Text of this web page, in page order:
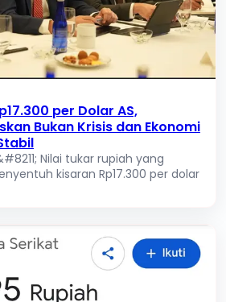
per Dolar AS,
Bukan Krisis dan Ekonomi
Nilai tukar rupiah yang
kisaran Rp17.300 per dolar